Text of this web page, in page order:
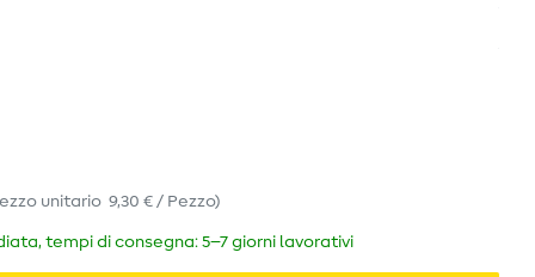
unitario 9,30 € / Pezzo)
tempi di consegna: 5–7 giorni lavorativi